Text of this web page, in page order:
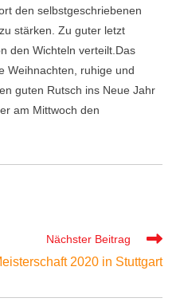
den selbstgeschriebenen
stärken. Zu guter letzt
den Wichteln verteilt.Das
Weihnachten, ruhige und
guten Rutsch ins Neue Jahr
am Mittwoch den
Nächster Beitrag
2020 in Stuttgart